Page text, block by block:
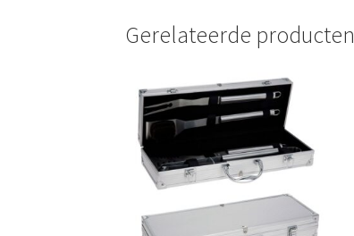
Gerelateerde producten